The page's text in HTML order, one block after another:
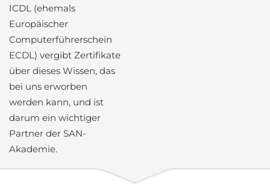
ICDL (ehemals
Europäischer
Computerführerschein
ECDL) vergibt Zertifikate
über dieses Wissen, das
bei uns erworben
werden kann, und ist
darum ein wichtiger
Partner der SAN-
Akademie.